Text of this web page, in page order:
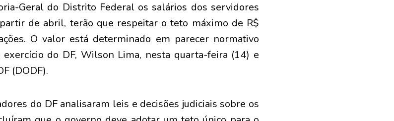
Geral do Distrito Federal os salários dos servidores
de abril, terão que respeitar o teto máximo de R$
O valor está determinado em parecer normativo
do DF, Wilson Lima, nesta quarta-feira (14) e
(DODF).
do DF analisaram leis e decisões judiciais sobre os